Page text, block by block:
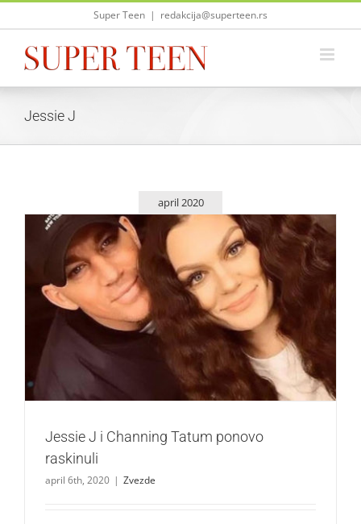
Skip
Super Teen | redakcija@superteen.rs
Jessie J
april 2020
Jessie J i Channing Tatum ponovo raskinuli
Zvezde
Jessie J i Channing Tatum ponovo
raskinuli
april 6th, 2020 | Zvezde